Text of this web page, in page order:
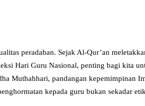
peradaban. Sejak Al-Qur’an
Hari Guru Nasional, penting bagi kita
Muthahhari, pandangan kepemimpinan
kepada guru bukan sekadar